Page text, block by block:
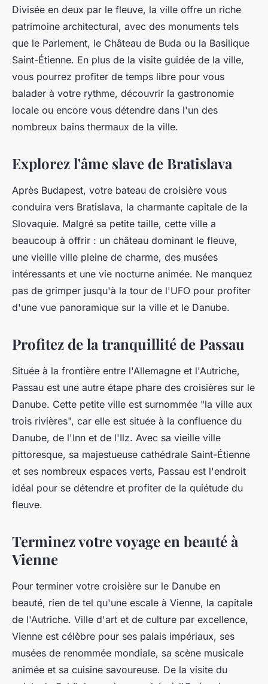
Divisée en deux par le fleuve, la ville offre un riche
patrimoine architectural, avec des monuments tels
que le Parlement, le Château de Buda ou la Basilique
Saint-Étienne. En plus de la visite guidée de la ville,
vous pourrez profiter de temps libre pour vous
balader à votre rythme, découvrir la gastronomie
locale ou encore vous détendre dans l'un des
nombreux bains thermaux de la ville.
Explorez l'âme slave de Bratislava
Après Budapest, votre bateau de croisière vous
conduira vers Bratislava, la charmante capitale de la
Slovaquie. Malgré sa petite taille, cette ville a
beaucoup à offrir : un château dominant le fleuve,
une vieille ville pleine de charme, des musées
intéressants et une vie nocturne animée. Ne manquez
pas de grimper jusqu'à la tour de l'UFO pour profiter
d'une vue panoramique sur la ville et le Danube.
Profitez de la tranquillité de Passau
Située à la frontière entre l'Allemagne et l'Autriche,
Passau est une autre étape phare des croisières sur le
Danube. Cette petite ville est surnommée "la ville aux
trois rivières", car elle est située à la confluence du
Danube, de l'Inn et de l'Ilz. Avec sa vieille ville
pittoresque, sa majestueuse cathédrale Saint-Étienne
et ses nombreux espaces verts, Passau est l'endroit
idéal pour se détendre et profiter de la quiétude du
fleuve.
Terminez votre voyage en beauté à
Vienne
Pour terminer votre croisière sur le Danube en
beauté, rien de tel qu'une escale à Vienne, la capitale
de l'Autriche. Ville d'art et de culture par excellence,
Vienne est célèbre pour ses palais impériaux, ses
musées de renommée mondiale, sa scène musicale
animée et sa cuisine savoureuse. De la visite du